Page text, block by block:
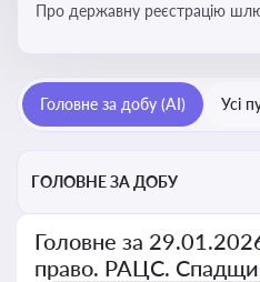
Про державну реєстрацію
прийомну сім’ю, визнання
позбавлення батьківських
Головне за добу (AI) Усі
ГОЛОВНЕ ЗА ДОБУ
Головне за
право. РАЦС.